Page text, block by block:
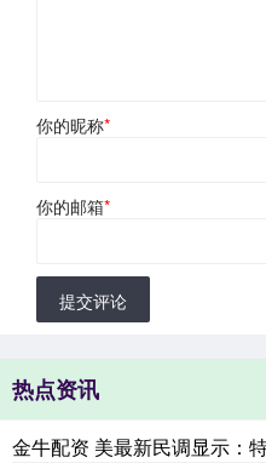
你的昵称*
你的邮箱*
提交评论
热点资讯
金牛配资 美最新民调显示：